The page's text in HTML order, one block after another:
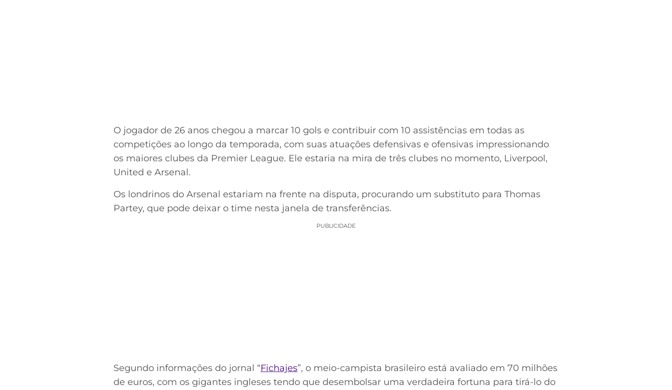
O jogador de 26 anos chegou a marcar 10 gols e contribuir com 10 assistências em todas as
competições ao longo da temporada, com suas atuações defensivas e ofensivas impressionando
os maiores clubes da Premier League. Ele estaria na mira de três clubes no momento, Liverpool,
United e Arsenal.
Os londrinos do Arsenal estariam na frente na disputa, procurando um substituto para Thomas
Partey, que pode deixar o time nesta janela de transferências.
PUBLICIDADE
Segundo informações do jornal “Fichajes”, o meio-campista brasileiro está avaliado em 70 milhões
de euros, com os gigantes ingleses tendo que desembolsar uma verdadeira fortuna para tirá-lo do